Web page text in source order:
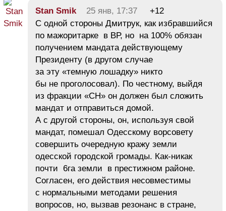
Stan Smik 25 янв, 17:37
+12
С одной стороны Дмитрук, как избравшийся
по мажоритарке в ВР, но на 100% обязан
получением мандата действующему
Президенту (в другом случае
за эту «темную лошадку» никто
бы не проголосовал). По честному, выйдя
из фракции «СН» он должен был сложить
мандат и отправиться домой.
А с другой стороны, он, используя свой
мандат, помешал Одесскому ворсовету
совершить очередную кражу земли
одесской городской громады. Как-никак
почти 6га земли в престижном районе.
Согласен, его действия несовместимы
с нормальными методами решения
вопросов, но, вызвав резонанс в стране,